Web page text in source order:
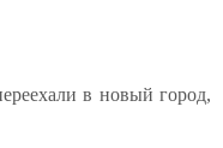
в новый город,